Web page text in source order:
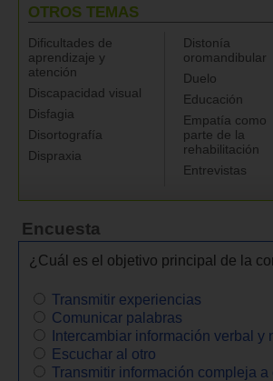
OTROS TEMAS
Dificultades de
aprendizaje y
atención
Discapacidad visual
Disfagia
Disortografía
Dispraxia
Distonía
oromandibular
Duelo
Educación
Empatía como
parte de la
rehabilitación
Entrevistas
Encuesta
¿Cuál es el objetivo principal de la
Transmitir experiencias
Comunicar palabras
Intercambiar información verbal y
Escuchar al otro
Transmitir información compleja a